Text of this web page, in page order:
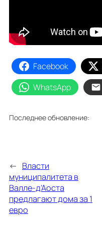
Facebook
WhatsApp
Последнее обновление:
← Власти
муниципалитета в
Валле-д’Аоста
предлагают дома за 1
евро